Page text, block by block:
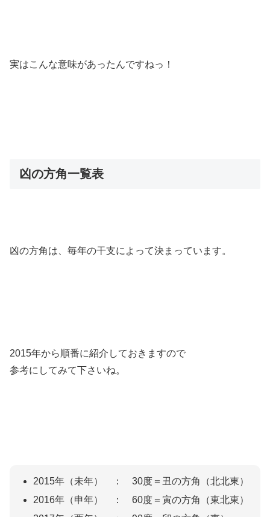
実はこんな意味があったんですねっ！
凶の方角一覧表
凶の方角は、 毎年の干支によって決まっています。
2015年から順番に紹介しておきますので
参考にしてみて下さいね。
2015年（未年） ： 30度＝丑の方角（北北東）
2016年（申年） ： 60度＝寅の方角（東北東）